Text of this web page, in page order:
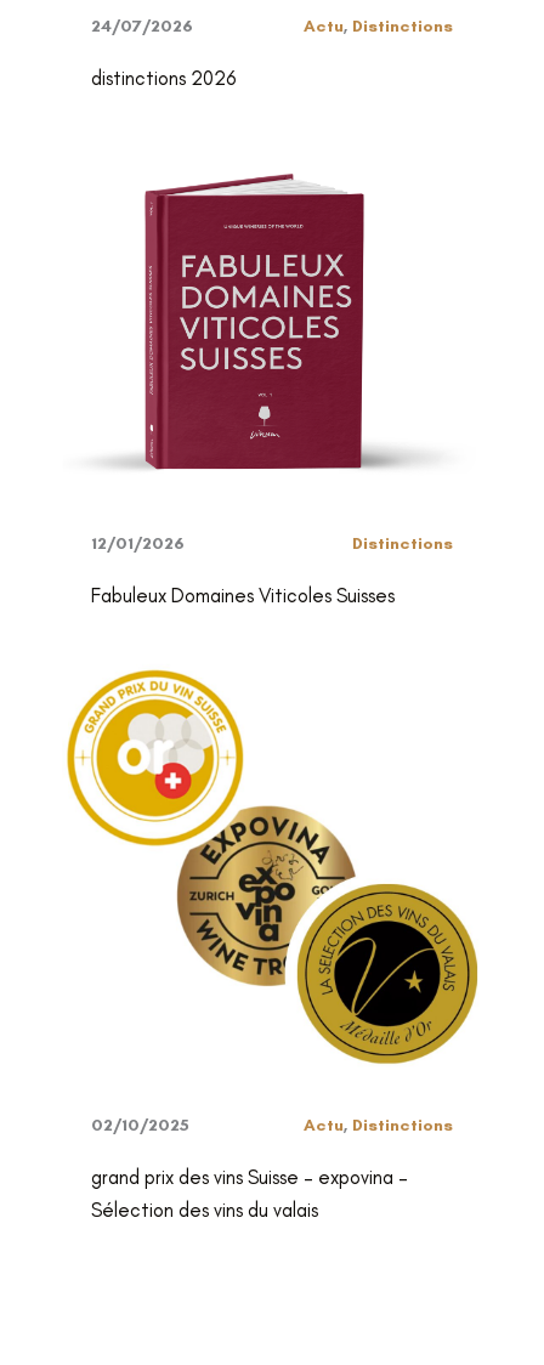
24/07/2026 Actu, Distinctions
distinctions 2026
12/01/2026 Distinctions
Fabuleux Domaines Viticoles Suisses
02/10/2025 Actu, Distinctions
grand prix des vins Suisse – expovina –
Sélection des vins du valais